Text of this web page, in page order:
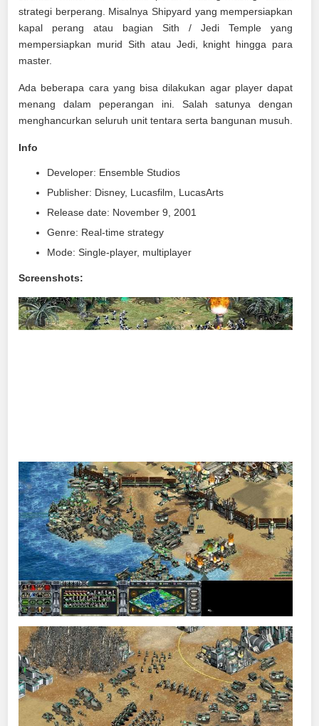
strategi berperang. Misalnya Shipyard yang mempersiapkan
kapal perang atau bagian Sith / Jedi Temple yang
mempersiapkan murid Sith atau Jedi, knight hingga para
master.
Ada beberapa cara yang bisa dilakukan agar player dapat
menang dalam peperangan ini. Salah satunya dengan
menghancurkan seluruh unit tentara serta bangunan musuh.
Info
Developer: Ensemble Studios
Publisher: Disney, Lucasfilm, LucasArts
Release date: November 9, 2001
Genre: Real-time strategy
Mode: Single-player, multiplayer
Screenshots: